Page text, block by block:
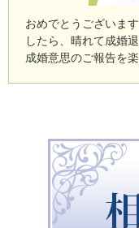
おめでとうございま
したら、晴れて成婚
成婚意思のご報告を